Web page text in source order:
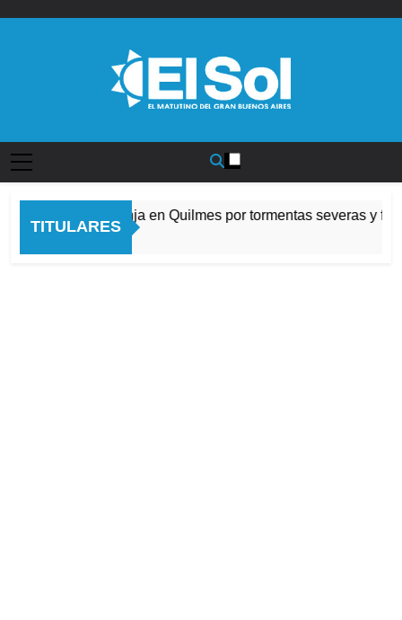
TITULARES
Alerta naranja en Quilmes por tormentas severas y